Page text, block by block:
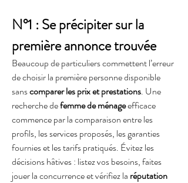
N°1 : Se précipiter sur la
première annonce trouvée
Beaucoup de particuliers commettent l’erreur
de choisir la première personne disponible
sans comparer les prix et prestations. Une
recherche de femme de ménage efficace
commence par la comparaison entre les
profils, les services proposés, les garanties
fournies et les tarifs pratiqués. Évitez les
décisions hâtives : listez vos besoins, faites
jouer la concurrence et vérifiez la réputation